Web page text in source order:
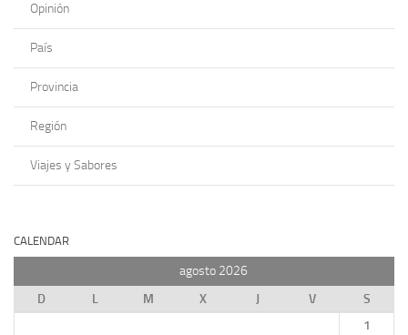
Opinión
País
Provincia
Región
Viajes y Sabores
CALENDAR
agosto 2026
D
L M X J V
S
1